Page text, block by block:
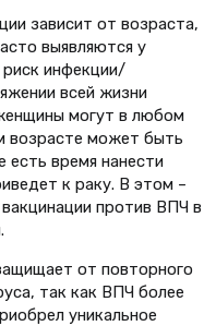
зависит от возраста,
выявляются у
инфекции/
всей жизни
могут в любом
возрасте может быть
есть время нанести
к раку. В этом –
против ВПЧ в
от повторного
так как ВПЧ более
уникальное